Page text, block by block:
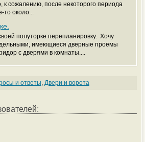
к сожалению, после некоторого периода
то около...
полуторке перепланировку. Хочу
имеющиеся дверные проемы
с дверями в комнаты....
и ответы, Двери и ворота